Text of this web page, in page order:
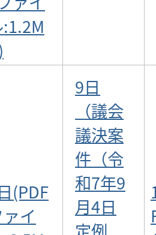
(PDF
ァイ
9日
（議会
議決案
件（令
和7年9
月4日
定例